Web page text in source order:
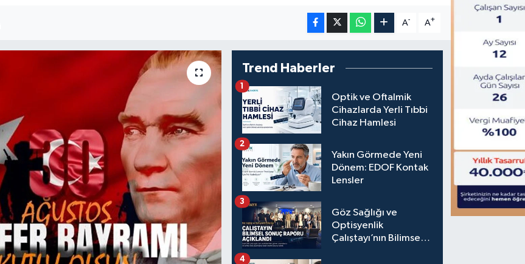
A- A+
Trend Haberler
Optik ve Oftalmik
Cihazlarda Yerli Tıbbi
Cihaz Hamlesi
1
Yakın Görmede Yeni
Dönem: EDOF Kontak
Lensler
2
Göz Sağlığı ve
Optisyenlik
Çalıştayı’nın Bilimsel
3
4